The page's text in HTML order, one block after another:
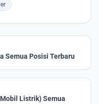
Semua Posisi Terbaru
Listrik) Semua